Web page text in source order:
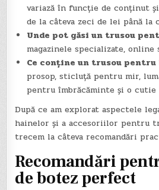
variază în funcție de conținut
de la câteva zeci de lei până la
Unde pot găsi un trusou
magazinele specializate, online
Ce conține un trusou pentru
prosop, sticluță pentru mir,
pentru îmbrăcăminte și o cutie
După ce am explorat aspectele
hainelor și a accesoriilor pentru
trecem la câteva recomandări
Recomandări
de botez perfect